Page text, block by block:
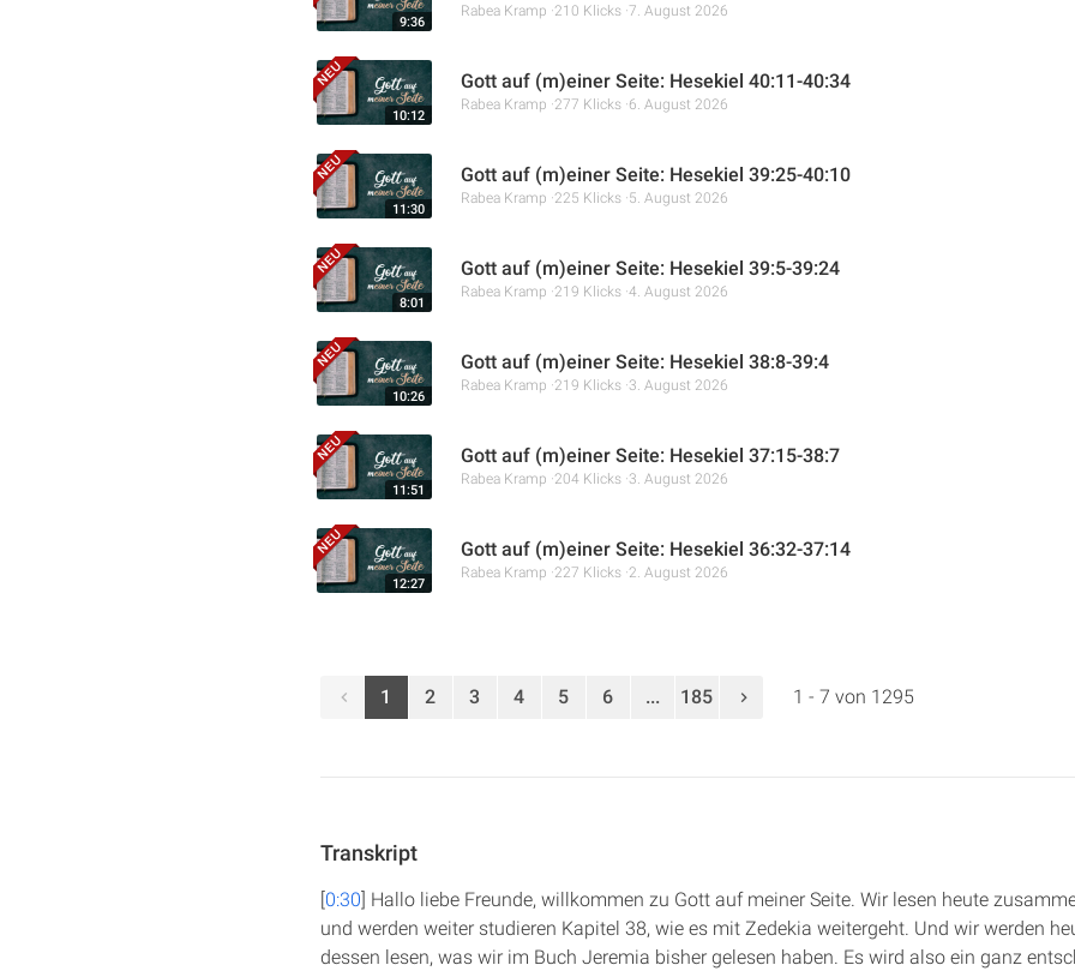
9:36
Rabea Kramp 210 Klicks 7. August 2026
10:12
Gott auf (m)einer Seite: Hesekiel 40:11-40:34
Rabea Kramp 277 Klicks 6. August 2026
11:30
Gott auf (m)einer Seite: Hesekiel 39:25-40:10
Rabea Kramp 225 Klicks 5. August 2026
8:01
Gott auf (m)einer Seite: Hesekiel 39:5-39:24
Rabea Kramp 219 Klicks 4. August 2026
10:26
Gott auf (m)einer Seite: Hesekiel 38:8-39:4
Rabea Kramp 219 Klicks 3. August 2026
11:51
Gott auf (m)einer Seite: Hesekiel 37:15-38:7
Rabea Kramp 204 Klicks 3. August 2026
12:27
Gott auf (m)einer Seite: Hesekiel 36:32-37:14
Rabea Kramp 227 Klicks 2. August 2026
1 2 3 4 5 6 ... 185 1 - 7 von 1295
Transkript
[0:30] Hallo liebe Freunde, willkommen zu Gott auf meiner Seite. Wir lesen heute
und werden weiter studieren Kapitel 38, wie es mit Zedekia weitergeht. Und wir werden
dessen lesen, was wir im Buch Jeremia bisher gelesen haben. Es wird also ein ganz